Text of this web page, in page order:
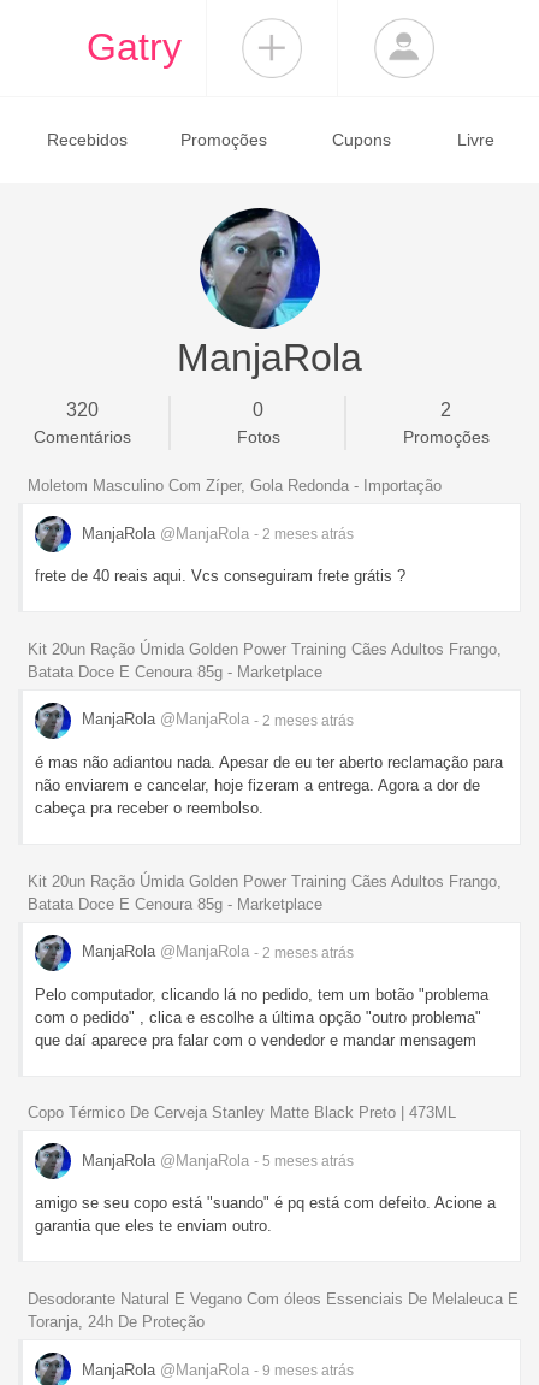
Gatry
Recebidos Promoções Cupons Livre
ManjaRola
320
Comentários
0
Fotos
2
Promoções
Moletom Masculino Com Zíper, Gola Redonda - Importação
ManjaRola @ManjaRola - 2 meses atrás
frete de 40 reais aqui. Vcs conseguiram frete grátis ?
Kit 20un Ração Úmida Golden Power Training Cães Adultos Frango,
Batata Doce E Cenoura 85g - Marketplace
ManjaRola @ManjaRola - 2 meses atrás
é mas não adiantou nada. Apesar de eu ter aberto reclamação para
não enviarem e cancelar, hoje fizeram a entrega. Agora a dor de
cabeça pra receber o reembolso.
Kit 20un Ração Úmida Golden Power Training Cães Adultos Frango,
Batata Doce E Cenoura 85g - Marketplace
ManjaRola @ManjaRola - 2 meses atrás
Pelo computador, clicando lá no pedido, tem um botão "problema
com o pedido" , clica e escolhe a última opção "outro problema"
que daí aparece pra falar com o vendedor e mandar mensagem
Copo Térmico De Cerveja Stanley Matte Black Preto | 473ML
ManjaRola @ManjaRola - 5 meses atrás
amigo se seu copo está "suando" é pq está com defeito. Acione a
garantia que eles te enviam outro.
Desodorante Natural E Vegano Com óleos Essenciais De Melaleuca E
Toranja, 24h De Proteção
ManjaRola @ManjaRola - 9 meses atrás